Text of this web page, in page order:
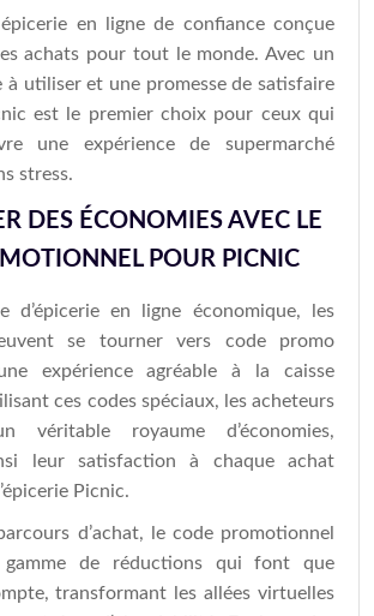
épicerie en ligne de confiance conçue
achats pour tout le monde. Avec un
à utiliser et une promesse de satisfaire
est le premier choix pour ceux qui
une expérience de supermarché
stress.
DES ÉCONOMIES AVEC LE
POUR PICNIC
d’épicerie en ligne économique, les
se tourner vers code promo
expérience agréable à la caisse
ces codes spéciaux, les acheteurs
véritable royaume d’économies,
leur satisfaction à chaque achat
Picnic.
d’achat, le code promotionnel
gamme de réductions qui font que
transformant les allées virtuelles